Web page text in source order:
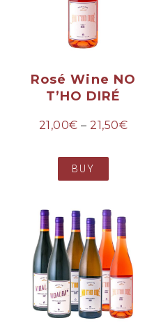
Rosé Wine NO
T’HO DIRÉ
21,00€ – 21,50€
BUY